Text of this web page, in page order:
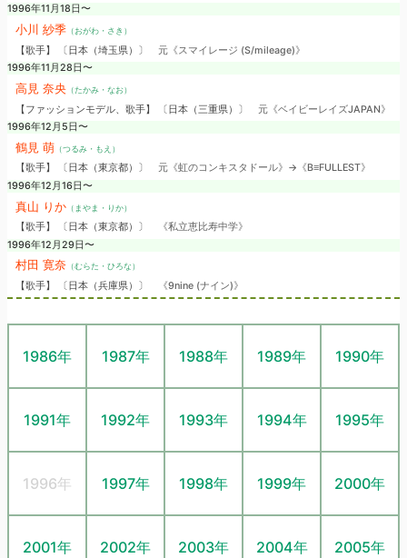
1996年11月18日〜
小川 紗季（おがわ・さき）
【歌手】 〔日本（埼玉県）〕 元《スマイレージ (S/mileage)》
1996年11月28日〜
高見 奈央（たかみ・なお）
【ファッションモデル、歌手】 〔日本（三重県）〕 元《ベイビーレイズJAPAN》
1996年12月5日〜
鶴見 萌 （つるみ・もえ）
【歌手】 〔日本（東京都）〕 元《虹のコンキスタドール》→《B≡FULLEST》
1996年12月16日〜
真山 りか（まやま・りか）
【歌手】 〔日本（東京都）〕
《私立恵比寿中学》
1996年12月29日〜
村田 寛奈（むらた・ひろな）
【歌手】 〔日本（兵庫県）〕 《9nine (ナイン)》
1986年 1987年 1988年 1989年 1990年
1991年 1992年 1993年 1994年 1995年
1996年 1997年 1998年 1999年 2000年
2001年 2002年 2003年 2004年 2005年